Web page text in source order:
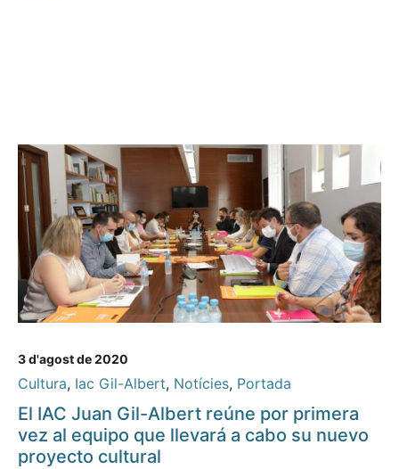
3 d'agost de 2020
Cultura, Iac Gil-Albert, Notícies, Portada
El IAC Juan Gil-Albert reúne por primera
vez al equipo que llevará a cabo su nuevo
proyecto cultural